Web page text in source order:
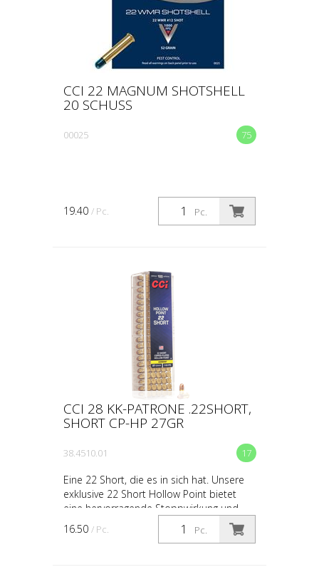
CCI 22 MAGNUM SHOTSHELL
20 SCHUSS
75
00025
Pc.
19.40 / Pc.
CCI 28 KK-PATRONE .22SHORT,
SHORT CP-HP 27GR
17
38.4510.01
Eine 22 Short, die es in sich hat. Unsere
exklusive 22 Short Hollow Point bietet
eine hervorragende Stoppwirkung und
eine zuverlässige Ausdehnung, was sie zu
einer hervor...
Pc.
16.50 / Pc.